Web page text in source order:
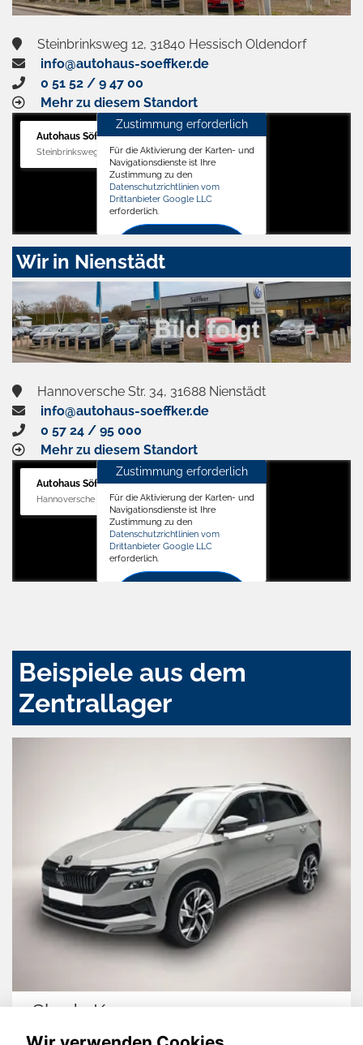
Steinbrinksweg 12, 31840 Hessisch Oldendorf
info@autohaus-soeffker.de
0 51 52 / 9 47 00
Mehr zu diesem Standort
Autohaus Söffker GmbH
Steinbrinksweg 12, 31840 Hessisch Oldendorf
Zustimmung erforderlich
Für die Aktivierung der Karten- und
Navigationsdienste ist Ihre
Zustimmung zu den
Datenschutzrichtlinien vom
Drittanbieter Google LLC
erforderlich.
Zustimmen
aktivieren
Wir in Nienstädt
Hannoversche Str. 34, 31688 Nienstädt
info@autohaus-soeffker.de
0 57 24 / 95 000
Mehr zu diesem Standort
Autohaus Söffker GmbH
Hannoversche Str. 34, 31688 Nienstädt
Zustimmung erforderlich
Für die Aktivierung der Karten- und
Navigationsdienste ist Ihre
Zustimmung zu den
Datenschutzrichtlinien vom
Drittanbieter Google LLC
erforderlich.
Beispiele aus dem
Zentrallager
Skoda Karoq